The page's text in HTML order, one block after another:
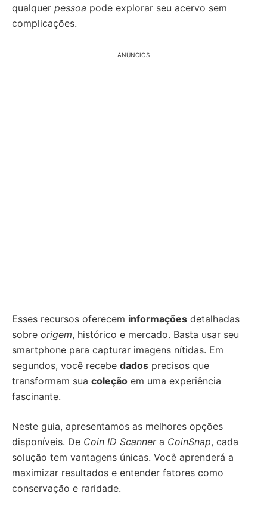
qualquer pessoa pode explorar seu acervo sem
complicações.
ANÚNCIOS
Esses recursos oferecem informações detalhadas
sobre origem, histórico e mercado. Basta usar seu
smartphone para capturar imagens nítidas. Em
segundos, você recebe dados precisos que
transformam sua coleção em uma experiência
fascinante.
Neste guia, apresentamos as melhores opções
disponíveis. De Coin ID Scannera CoinSnap, cada
solução tem vantagens únicas. Você aprenderá a
maximizar resultados e entender fatores como
conservação e raridade.